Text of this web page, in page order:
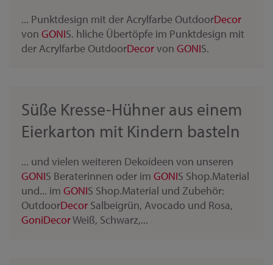
... Punktdesign mit der Acrylfarbe OutdoorDecor
von GONIS. hliche Übertöpfe im Punktdesign mit
der Acrylfarbe OutdoorDecorvon GONIS.
Süße Kresse-Hühner aus einem
Eierkarton mit Kindern basteln
... und vielen weiteren Dekoideen von unseren
GONIS Beraterinnen oder im GONIS Shop.Material
und... im GONIS Shop.Material und Zubehör:
OutdoorDecor Salbeigrün, Avocado und Rosa,
GoniDecorWeiß, Schwarz,...